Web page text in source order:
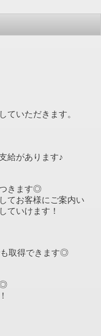
ていただきます。
給があります♪
つきます◎
てお客様にご案内い
ていけます！
取得できます◎
◎